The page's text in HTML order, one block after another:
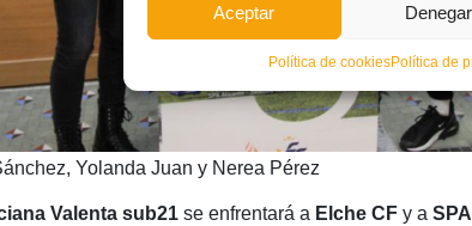
Aceptar Denegar
Política de cookiesPolítica de
Yolanda Juan y Nerea Pérez
Valenta sub21se enfrentará a Elche CF y a